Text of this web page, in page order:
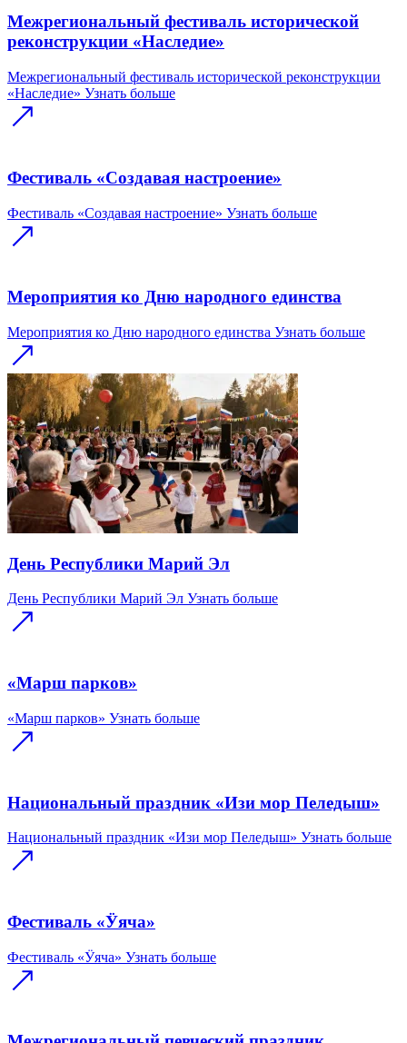
Межрегиональный фестиваль исторической
реконструкции «Наследие»
Межрегиональный фестиваль исторической реконструкции
«Наследие» Узнать больше
Фестиваль «Создавая настроение»
Фестиваль «Создавая настроение» Узнать больше
Мероприятия ко Дню народного единства
Мероприятия ко Дню народного единства Узнать больше
День Республики Марий Эл
День Республики Марий Эл Узнать больше
«Марш парков»
«Марш парков» Узнать больше
Национальный праздник «Изи мор Пеледыш»
Национальный праздник «Изи мор Пеледыш» Узнать больше
Фестиваль «Ӱяча»
Фестиваль «Ӱяча» Узнать больше